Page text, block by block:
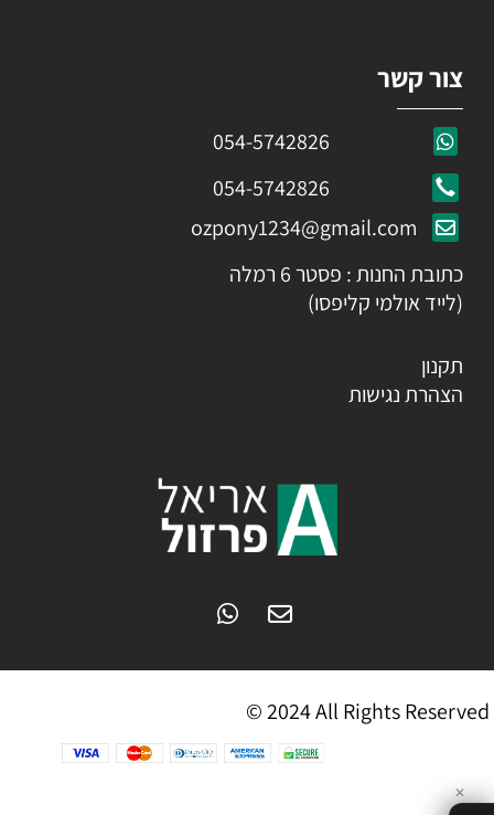
צור קשר
054-5742826
054-5742826
ozpony1234@gmail.com
כתובת החנות : פסטר 6 רמלה
(לייד אולמי קליפסו)
תקנון
הצהרת נגישות
© 2024 All Rights Reserved
✕